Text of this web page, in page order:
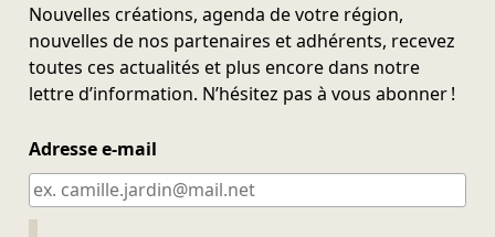
Nouvelles créations, agenda de votre région,
nouvelles de nos partenaires et adhérents, recevez
toutes ces actualités et plus encore dans notre
lettre d’information. N’hésitez pas à vous abonner !
Adresse e-mail